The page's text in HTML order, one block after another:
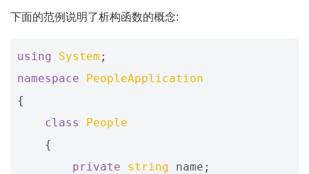
下面的范例说明了析构函数的概念:
using System ;
namespace
PeopleApplication
{
class
People
{
private
string name ;